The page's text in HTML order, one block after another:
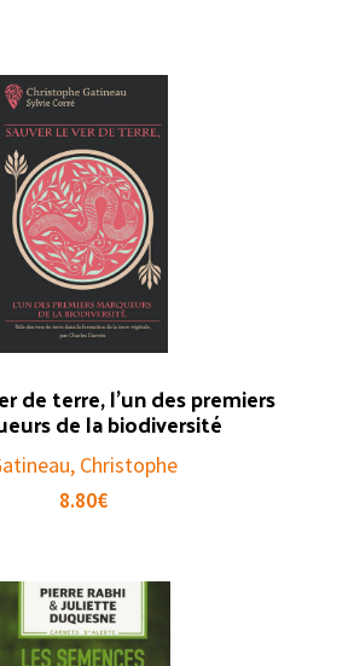
de terre, l’un des premiers
de la biodiversité
Christophe
8.80€